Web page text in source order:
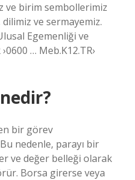
ve birim sembollerimiz
dilimiz ve sermayemiz.
Egemenliği ve
›0600 … Meb.K12.TR›
bir görev
nedenle, parayı bir
ve değer belleği olarak
Borsa girerse veya